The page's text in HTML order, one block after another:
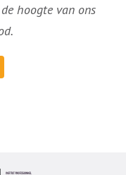
hoogte van ons